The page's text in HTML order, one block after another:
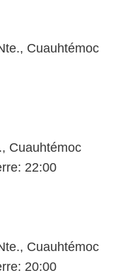
Cuauhtémoc
Cuauhtémoc
22:00
Cuauhtémoc
20:00